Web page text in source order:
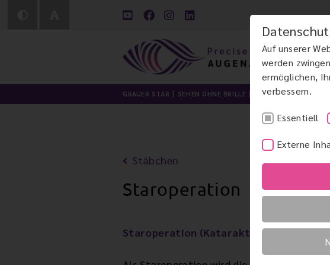
Auf unserer
werden
ermöglichen,
verbessern.
Essentiell
Externe
GRAUER STAR SEHEN OHNE BRILLE LIDCHIRURGIE
Stäbchen
Staroperation
Staroperation (Kataraktoperation)